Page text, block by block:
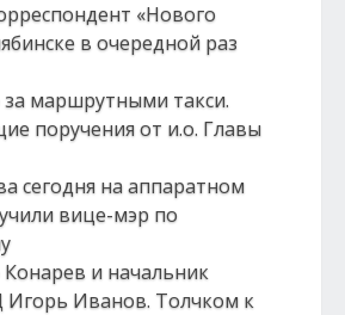
«Нового
в очередной раз
за маршрутными такси.
поручения от и.о. Главы
сегодня на аппаратном
вице-мэр по
и начальник
Игорь Иванов. Толчком к